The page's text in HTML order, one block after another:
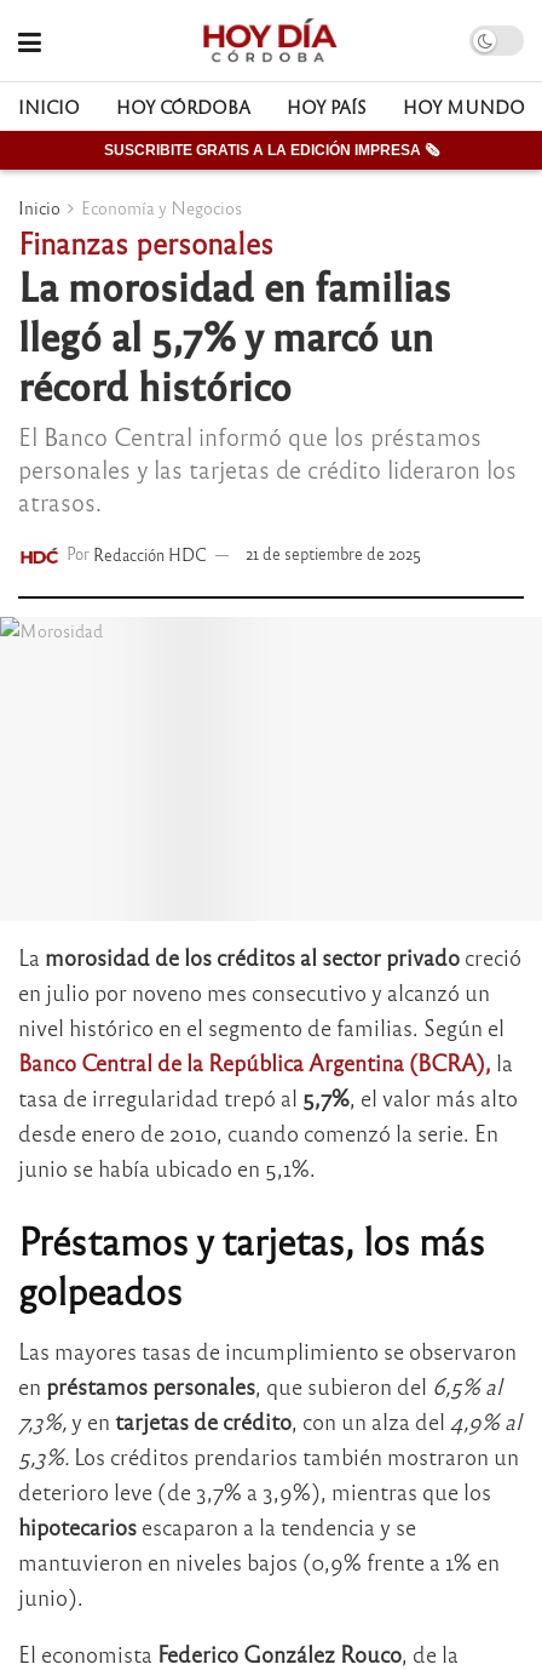
INICIO HOY CÓRDOBA HOY PAÍS HOY MUNDO
SUSCRIBITE GRATIS A LA EDICIÓN IMPRESA 🗞
Inicio Economía y Negocios
Finanzas personales
La morosidad en familias
llegó al 5,7% y marcó un
récord histórico
El Banco Central informó que los préstamos
personales y las tarjetas de crédito lideraron los
atrasos.
Por Redacción HDC 21 de septiembre de 2025
La morosidad de los créditos al sector privado creció
en julio por noveno mes consecutivo y alcanzó un
nivel histórico en el segmento de familias. Según el
Banco Central de la República Argentina (BCRA), la
tasa de irregularidad trepó al 5,7%, el valor más alto
desde enero de 2010, cuando comenzó la serie. En
junio se había ubicado en 5,1%.
Préstamos y tarjetas, los más
golpeados
Las mayores tasas de incumplimiento se observaron
en préstamos personales, que subieron del 6,5% al
7,3%,y en tarjetas de crédito, con un alza del 4,9% al
5,3%. Los créditos prendarios también mostraron un
deterioro leve (de 3,7% a 3,9%), mientras que los
hipotecarios escaparon a la tendencia y se
mantuvieron en niveles bajos (0,9% frente a 1% en
junio).
El economista Federico González Rouco, de la